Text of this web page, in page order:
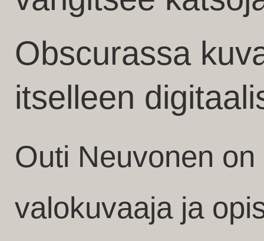
Obscurassa
itselleen
Outi Neuvonen
valokuvaaja ja